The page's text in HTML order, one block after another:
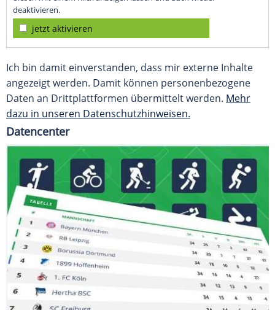
deaktivieren.
jetzt aktivieren
Ich bin damit einverstanden, dass mir externe Inhalte
angezeigt werden. Damit können personenbezogene
Daten an Drittplattformen übermittelt werden. Mehr
dazu in unseren Datenschutzhinweisen.
Datencenter